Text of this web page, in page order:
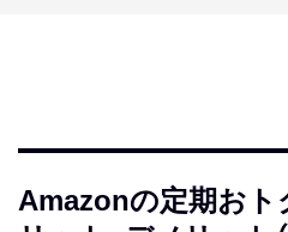
Amazonの定期おト